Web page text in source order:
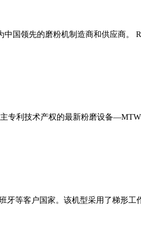
国领先的磨粉机制造商和供应商。
专利技术产权的最新粉磨设备
等客户国家。该机型采用了梯形